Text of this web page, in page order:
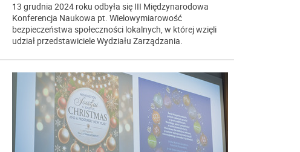
13 grudnia 2024 roku odbyła się III Międzynarodowa
Konferencja Naukowa pt. Wielowymiarowość
bezpieczeństwa społeczności lokalnych, w której wzięli
udział przedstawiciele Wydziału Zarządzania.